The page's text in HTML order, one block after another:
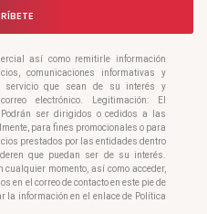
así como remitirle información
comunicaciones informativas y
servicio que sean de su interés y
electrónico. Legitimación: El
ser dirigidos o cedidos a las
para fines promocionales o para
prestados por las entidades dentro
que puedan ser de su interés.
cualquier momento, así como acceder,
en el correo de contacto en este pie de
la información en el enlace de Política